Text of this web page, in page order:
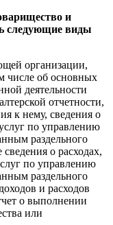
и
следующие виды
организации,
числе об основных
деятельности
отчетности,
к нему, сведения о
по управлению
раздельного
о расходах,
по управлению
раздельного
и расходов
о выполнении
или